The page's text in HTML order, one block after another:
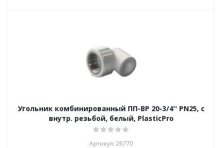
Угольник комбинированный ПП-ВР 20-3/4'' PN25, с
внутр. резьбой, белый, PlasticPro
Артикул: 26770